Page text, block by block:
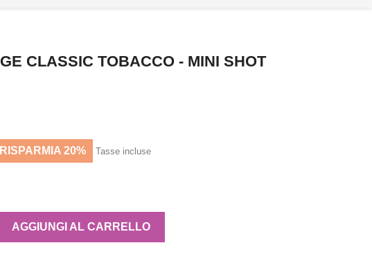
CLASSIC TOBACCO - MINI SHOT
RISPARMIA 20% Tasse incluse
AGGIUNGI AL CARRELLO